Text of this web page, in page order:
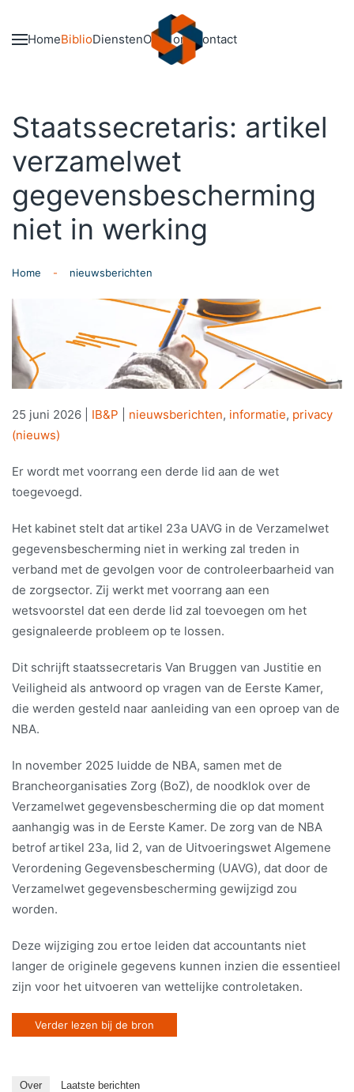
Skip to main content
HomeBiblioDienstenOver onsContact
Staatssecretaris: artikel
verzamelwet
gegevensbescherming
niet in werking
Home nieuwsberichten
25 juni 2026 IB&P nieuwsberichten, informatie, privacy
(nieuws)
Er wordt met voorrang een derde lid aan de wet
toegevoegd.
Het kabinet stelt dat artikel 23a UAVG in de Verzamelwet
gegevensbescherming niet in werking zal treden in
verband met de gevolgen voor de controleerbaarheid van
de zorgsector. Zij werkt met voorrang aan een
wetsvoorstel dat een derde lid zal toevoegen om het
gesignaleerde probleem op te lossen.
Dit schrijft staatssecretaris Van Bruggen van Justitie en
Veiligheid als antwoord op vragen van de Eerste Kamer,
die werden gesteld naar aanleiding van een oproep van de
NBA.
In november 2025 luidde de NBA, samen met de
Brancheorganisaties Zorg (BoZ), de noodklok over de
Verzamelwet gegevensbescherming die op dat moment
aanhangig was in de Eerste Kamer. De zorg van de NBA
betrof artikel 23a, lid 2, van de Uitvoeringswet Algemene
Verordening Gegevensbescherming (UAVG), dat door de
Verzamelwet gegevensbescherming gewijzigd zou
worden.
Deze wijziging zou ertoe leiden dat accountants niet
langer de originele gegevens kunnen inzien die essentieel
zijn voor het uitvoeren van wettelijke controletaken.
Verder lezen bij de bron
Over Laatste berichten